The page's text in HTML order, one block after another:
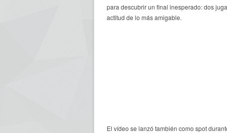
para descubrir un final inesperado: dos
actitud de lo más amigable.
El vídeo se lanzó también como spot